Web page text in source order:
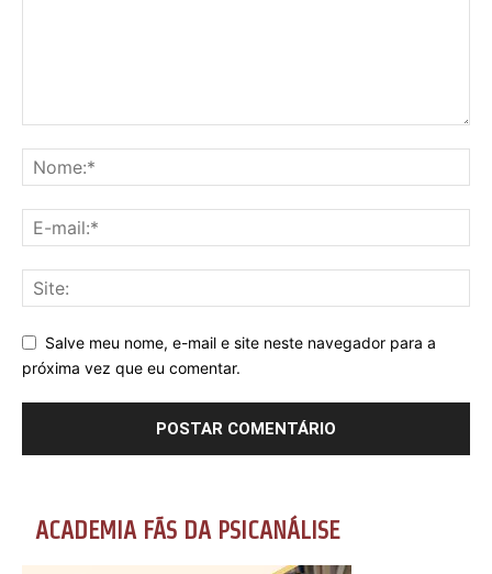
Salve meu nome, e-mail e site neste navegador para a
próxima vez que eu comentar.
ACADEMIA FÃS DA PSICANÁLISE